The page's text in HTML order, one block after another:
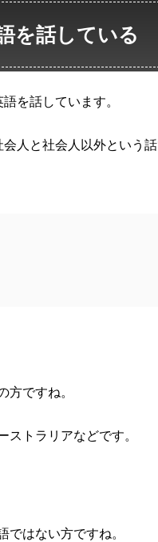
を話している
を話しています。
人と社会人以外という
方ですね。
ストラリアなどです。
ではない方ですね。